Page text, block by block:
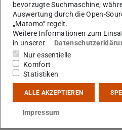
bevorzugte Suchmaschine,
Auswertung durch die Open-
„Matomo“ regelt.
Weitere Informationen zum
in unserer
Nur essentielle
Komfort
Statistiken
ALLE AKZEPTIEREN
Impressum